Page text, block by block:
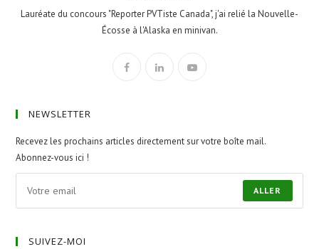
Lauréate du concours "Reporter PVTiste Canada", j'ai relié la Nouvelle-
Écosse à l'Alaska en minivan.
NEWSLETTER
Recevez les prochains articles directement sur votre boîte mail.
Abonnez-vous ici !
ALLER
SUIVEZ-MOI